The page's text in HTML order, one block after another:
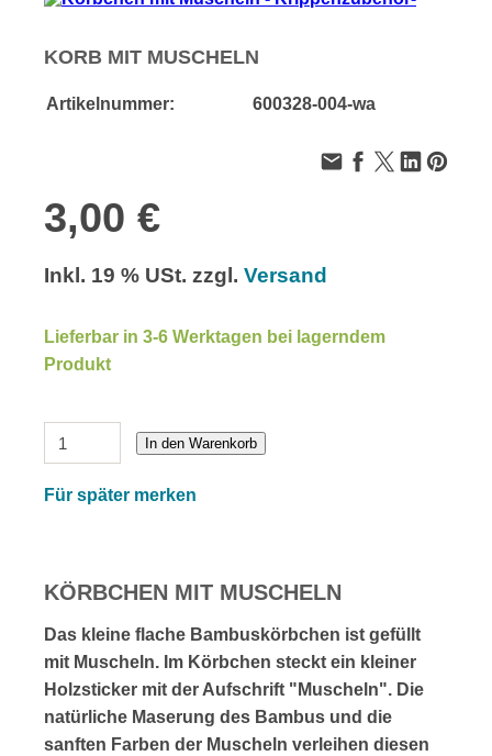
KORB MIT MUSCHELN
Artikelnummer: 600328-004-wa
3,00 €
Inkl. 19 % USt. zzgl. Versand
Lieferbar in 3-6 Werktagen bei lagerndem
Produkt
In den Warenkorb
Für später merken
KÖRBCHEN MIT MUSCHELN
Das kleine flache Bambuskörbchen ist gefüllt
mit Muscheln. Im Körbchen steckt ein kleiner
Holzsticker mit der Aufschrift "Muscheln". Die
natürliche Maserung des Bambus und die
sanften Farben der Muscheln verleihen diesen